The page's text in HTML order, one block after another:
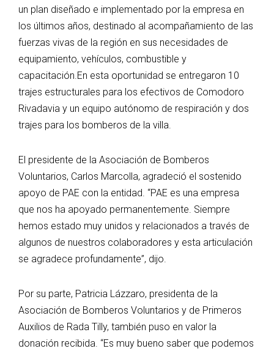
un plan diseñado e implementado por la empresa en
los últimos años, destinado al acompañamiento de las
fuerzas vivas de la región en sus necesidades de
equipamiento, vehículos, combustible y
capacitación.En esta oportunidad se entregaron 10
trajes estructurales para los efectivos de Comodoro
Rivadavia y un equipo autónomo de respiración y dos
trajes para los bomberos de la villa.
El presidente de la Asociación de Bomberos
Voluntarios, Carlos Marcolla, agradeció el sostenido
apoyo de PAE con la entidad. “PAE es una empresa
que nos ha apoyado permanentemente. Siempre
hemos estado muy unidos y relacionados a través de
algunos de nuestros colaboradores y esta articulación
se agradece profundamente”, dijo.
Por su parte, Patricia Lázzaro, presidenta de la
Asociación de Bomberos Voluntarios y de Primeros
Auxilios de Rada Tilly, también puso en valor la
donación recibida. “Es muy bueno saber que podemos